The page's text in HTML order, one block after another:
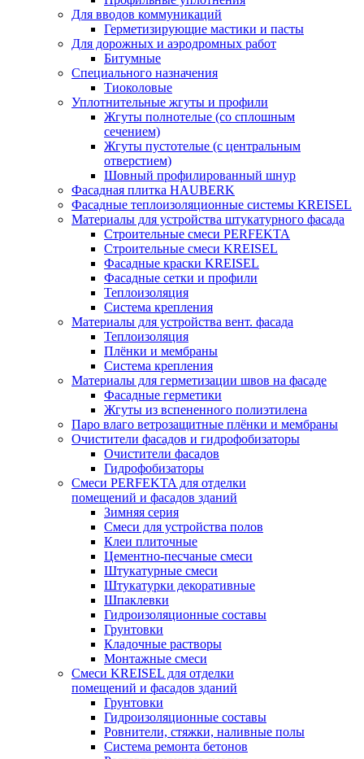
Для вводов коммуникаций
Герметизирующие мастики и пасты
Для дорожных и аэродромных работ
Битумные
Специального назначения
Тиоколовые
Уплотнительные жгуты и профили
Жгуты полнотелые (со сплошным
сечением)
Жгуты пустотелые (с центральным
отверстием)
Шовный профилированный шнур
Фасадная плитка HAUBERK
Фасадные теплоизоляционные системы KREISEL
Материалы для устройства штукатурного фасада
Строительные смеси PERFEKTA
Строительные смеси KREISEL
Фасадные краски KREISEL
Фасадные сетки и профили
Теплоизоляция
Система крепления
Материалы для устройства вент. фасада
Теплоизоляция
Плёнки и мембраны
Система крепления
Материалы для герметизации швов на фасаде
Фасадные герметики
Жгуты из вспененного полиэтилена
Паро влаго ветрозащитные плёнки и мембраны
Очистители фасадов и гидрофобизаторы
Очистители фасадов
Гидрофобизаторы
Смеси PERFEKTA для отделки
помещений и фасадов зданий
Зимняя серия
Смеси для устройства полов
Клеи плиточные
Цементно-песчаные смеси
Штукатурные смеси
Штукатурки декоративные
Шпаклевки
Гидроизоляционные составы
Грунтовки
Кладочные растворы
Монтажные смеси
Смеси KREISEL для отделки
помещений и фасадов зданий
Грунтовки
Гидроизоляционные составы
Ровнители, стяжки, наливные полы
Cистема ремонта бетонов